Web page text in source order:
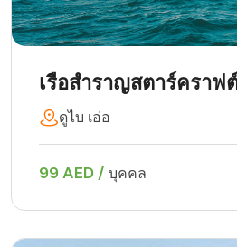
เรือสำราญสตาร์คราฟ
ดูไบ เอ่อ
99 AED / บุคคล